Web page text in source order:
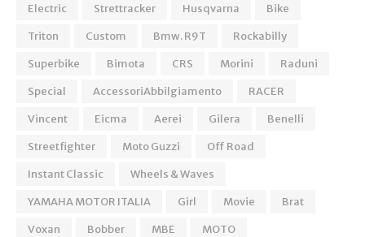
Electric
Strettracker Husqvarna
Bike
Triton
Custom Bmw. R9T
Rockabilly
Superbike
Bimota CRS Morini
Raduni
Special
AccessoriAbbilgiamento
RACER
Vincent
Eicma Aerei Gilera
Benelli
Streetfighter
Moto Guzzi
Off Road
Instant Classic
Wheels & Waves
YAMAHA MOTOR ITALIA
Girl Movie
Brat
Voxan
Bobber MBE
MOTO